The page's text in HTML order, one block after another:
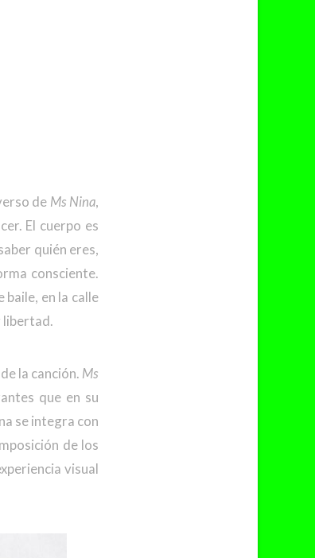
de Ms Nina,
El cuerpo es
quién eres,
consciente.
en la calle
libertad.
la canción. Ms
que en su
se integra con
de los
visual